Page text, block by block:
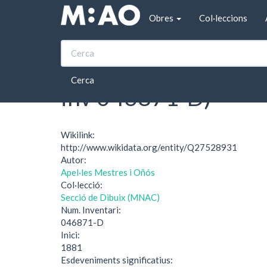
Vés al contingut
Obres
Col·leccions
Cerca
Inici Àlbum Croquis 1880-1911 (Museu
Àlbum Croquis
inv 046871-D)
Wikilink:
http://www.wikidata.org/entity/Q27528931
Autor:
Apel·les Mestres i Oñós
Col·lecció:
Secció de Dibuix (MNAC)
Num. Inventari:
046871-D
Inici:
1881
Esdeveniments significatius: